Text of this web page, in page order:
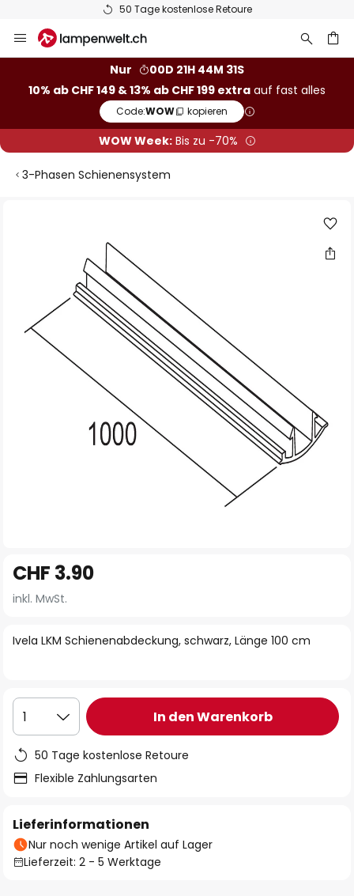
50 Tage kostenlose Retoure
Inhalt
Nur
00D 21H 44M 31S
10% ab CHF 149 & 13% ab CHF 199 extra auf fast alles
Code:WOW kopieren
WOW Week:Bis zu -70%
3-Phasen Schienensystem
Anfang
der
springen
Ivela LKM Schienenabdeckung, schwarz, Länge 100 cm
CHF 3.90
inkl. MwSt.
1 In den Warenkorb
50 Tage kostenlose Retoure
Flexible Zahlungsarten
Lieferinformationen
Nur noch wenige Artikel auf Lager
Lieferzeit: 2 - 5 Werktage